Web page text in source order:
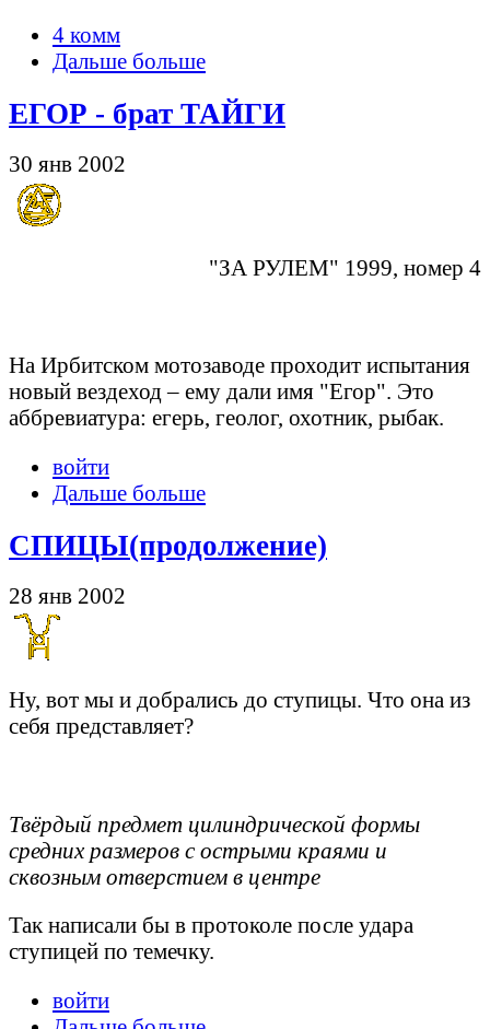
4 комм
Дальше больше
ЕГОР - брат ТАЙГИ
30 янв 2002
"ЗА РУЛЕМ" 1999, номер 4
На Ирбитском мотозаводе проходит испытания
новый вездеход – ему дали имя "Егор". Это
аббревиатура: егерь, геолог, охотник, рыбак.
войти
Дальше больше
СПИЦЫ(продолжение)
28 янв 2002
Ну, вот мы и добрались до ступицы. Что она из
себя представляет?
Твёрдый предмет цилиндрической формы
средних размеров с острыми краями и
сквозным отверстием в центре
Так написали бы в протоколе после удара
ступицей по темечку.
войти